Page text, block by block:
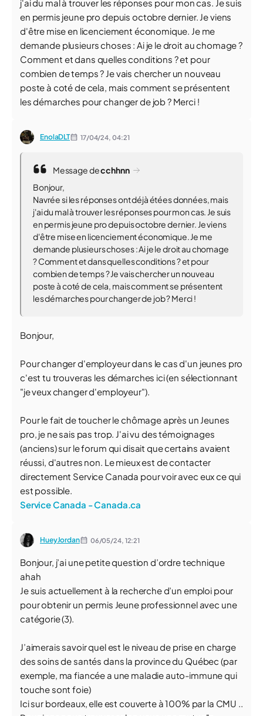
j'ai du mal à trouver les réponses pour mon cas. Je suis
en permis jeune pro depuis octobre dernier. Je viens
d'être mise en licenciement économique. Je me
demande plusieurs choses : Ai je le droit au chomage ?
Comment et dans quelles conditions ? et pour
combien de temps ? Je vais chercher un nouveau
poste à coté de cela, mais comment se présentent
les démarches pour changer de job ? Merci !
EnolaDLT 17/04/24, 04:21
Message decchhnn
Bonjour,
Navrée si les réponses ont déjà étées données, mais
j'ai du mal à trouver les réponses pour mon cas. Je suis
en permis jeune pro depuis octobre dernier. Je viens
d'être mise en licenciement économique. Je me
demande plusieurs choses : Ai je le droit au chomage
? Comment et dans quelles conditions ? et pour
combien de temps ? Je vais chercher un nouveau
poste à coté de cela, mais comment se présentent
les démarches pour changer de job ? Merci !
Bonjour,
Pour changer d'employeur dans le cas d'un jeunes pro
c'est tu trouveras les démarches ici (en sélectionnant
"je veux changer d'employeur").
Pour le fait de toucher le chômage après un Jeunes
pro, je ne sais pas trop. J'ai vu des témoignages
(anciens) sur le forum qui disait que certains avaient
réussi, d'autres non. Le mieux est de contacter
directement Service Canada pour voir avec eux ce qui
est possible.
Service Canada - Canada.ca
HueyJordan 06/05/24, 12:21
Bonjour, j’ai une petite question d’ordre technique
ahah
Je suis actuellement à la recherche d’un emploi pour
pour obtenir un permis Jeune professionnel avec une
catégorie (3).
J’aimerais savoir quel est le niveau de prise en charge
des soins de santés dans la province du Québec (par
exemple, ma fiancée a une maladie auto-immune qui
touche sont foie)
Ici sur bordeaux, elle est couverte à 100% par la CMU ..